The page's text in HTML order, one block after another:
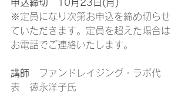
申込締切　10月23日(月)
※定員になり次第お申込を締め切らせ
ていただきます。定員を超えた場合は
お電話でご連絡いたします。
講師 ファンドレイジング・ラボ代
表　徳永洋子氏